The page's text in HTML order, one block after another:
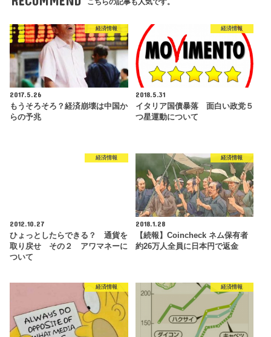
こちらの記事も人気です。
経済情報
2017.5.26
もうそろそろ？経済崩壊は中国か
らの予兆
経済情報
2018.5.31
イタリア国債暴落 面白い政党５
つ星運動について
経済情報
2012.10.27
ひょっとしたらできる？ 通貨を
取り戻せ その２ アワマネーに
ついて
経済情報
2018.1.28
【続報】Coincheck ネム保有者
約26万人全員に日本円で返金
経済情報 経済情報